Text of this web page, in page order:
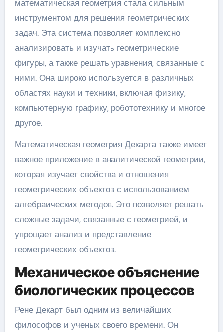
математическая геометрия стала сильным
инструментом для решения геометрических
задач. Эта система позволяет комплексно
анализировать и изучать геометрические
фигуры, а также решать уравнения, связанные с
ними. Она широко используется в различных
областях науки и техники, включая физику,
компьютерную графику, робототехнику и многое
другое.
Математическая геометрия Декарта также имеет
важное приложение в аналитической геометрии,
которая изучает свойства и отношения
геометрических объектов с использованием
алгебраических методов. Это позволяет решать
сложные задачи, связанные с геометрией, и
упрощает анализ и представление
геометрических объектов.
Механическое объяснение
биологических процессов
Рене Декарт был одним из величайших
философов и ученых своего времени. Он